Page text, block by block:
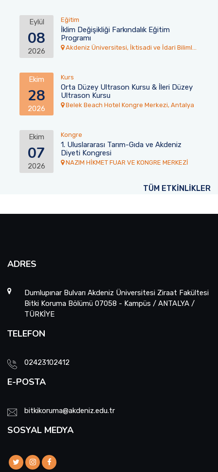
Eylül
08
2026
Eğitim
İklim Değişikliği Farkındalık Eğitim
Programı
Akdeniz Üniversitesi, İktisadi ve İdari Bilimler
Ekim
28
2026
Kurs
Orta Düzey Ultrason Kursu & İleri Düzey
Ultrason Kursu
Belek Beach Hotel Kongre Merkezi, Antalya
Ekim
07
2026
Kongre
1. Uluslararası Tarım-Gıda ve Akdeniz
Diyeti Kongresi
NAZIM HİKMET FUAR VE KONGRE MERKEZİ
TÜM ETKİNLİKLER
ADRES
Dumlupınar Bulvarı Akdeniz Üniversitesi Ziraat Fakültesi
Bitki Koruma Bölümü 07058 - Kampüs / ANTALYA /
TÜRKİYE
TELEFON
02423102412
E-POSTA
bitkikoruma@akdeniz.edu.tr
SOSYAL MEDYA